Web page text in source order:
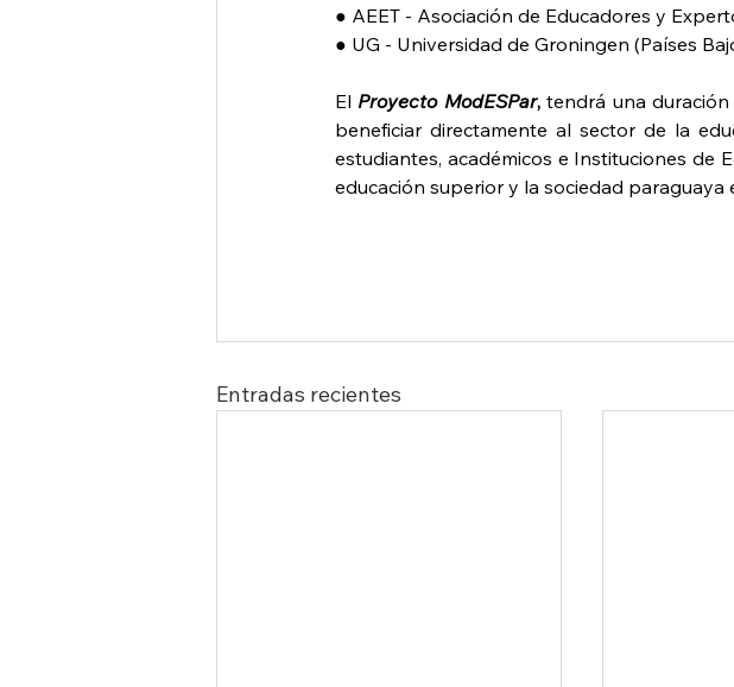
● AEET - Asociación de Educadores y
● UG - Universidad de Groningen (Países
El Proyecto ModESPar, tendrá una
beneficiar directamente al sector de la
estudiantes, académicos e Instituciones de
educación superior y la sociedad paraguaya
Entradas recientes